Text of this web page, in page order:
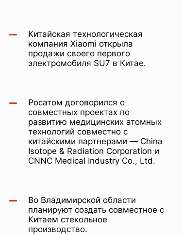
Китайская технологическая
компания Xiaomi открыла
продажи своего первого
электромобиля SU7 в Китае.
Росатом договорился о
совместных проектах по
развитию медицинских атомных
технологий совместно с
китайскими партнерами — China
Isotope & Radiation Corporation и
CNNC Medical Industry Co., Ltd.
Во Владимирской области
планируют создать совместное с
Китаем стекольное
производство.